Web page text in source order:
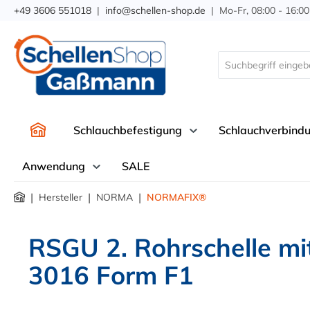
Zur Hauptnavigation springen
+49 3606 551018 | info@schellen-shop.de | Mo-Fr, 08:00 -
Schlauchbefestigung
Anwendung SALE
| Hersteller | NORMA | NORMAFIX®
RSGU 2. Rohrschelle
3016 Form F1